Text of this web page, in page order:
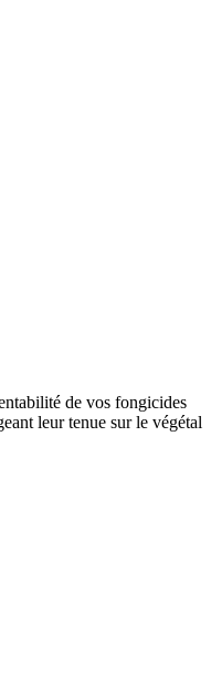
de vos fongicides
leur tenue sur le végétal